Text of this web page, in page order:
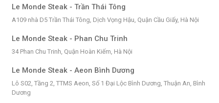
Le Monde Steak - Trần Thái Tông
A109 nhà D5 Trần Thái Tông, Dịch Vọng Hậu, Quận Cầu Giấy, Hà Nội
Le Monde Steak - Phan Chu Trinh
34 Phan Chu Trinh, Quận Hoàn Kiếm, Hà Nội
Le Monde Steak - Aeon Bình Dương
Lô S02, Tầng 2, TTMS Aeon, Số 1 Đại Lộc Bình Dương, Thuận An, Bình
Dương